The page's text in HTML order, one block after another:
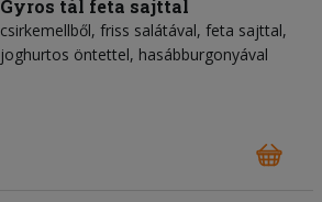
Gyros tál feta sajttal
csirkemellből, friss salátával, feta sajttal,
joghurtos öntettel, hasábburgonyával